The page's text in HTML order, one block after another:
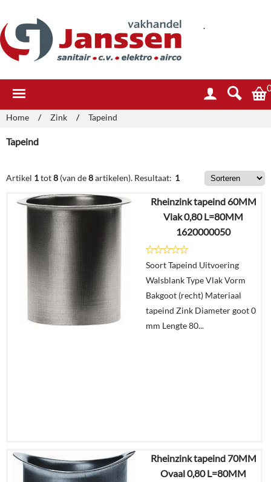
.
Home / Zink / Tapeind
Tapeind
Artikel 1tot8 (van de8artikelen). Resultaat: 1
Rheinzink tapeind 60MM
Vlak 0,80 L=80MM
1620000050
Soort Tapeind Uitvoering
Walsblank Type Vlak Vorm
Bakgoot (recht) Materiaal
tapeind Zink Diameter goot 0
mm Lengte 80...
€ 4,24
€3,15
Rheinzink tapeind 70MM
Ovaal 0,80 L=80MM